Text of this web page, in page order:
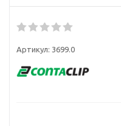
Артикул: 3699.0